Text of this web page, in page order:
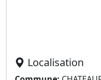
Localisation